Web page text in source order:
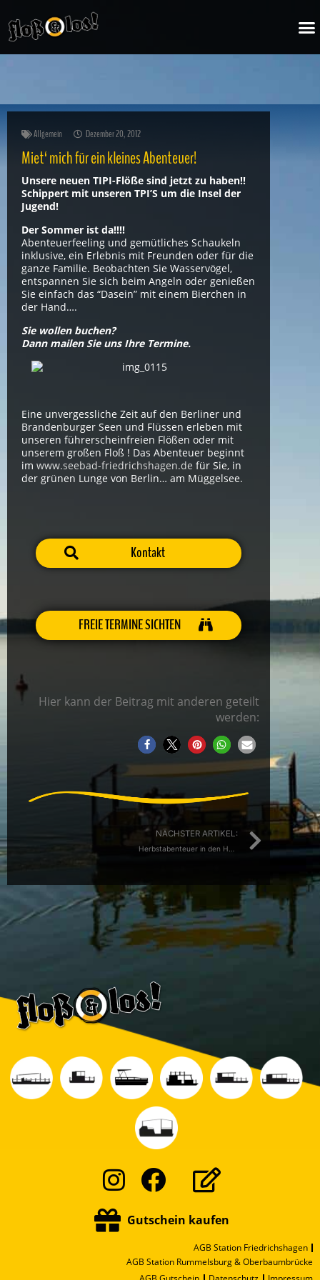
Inhalt
springen
Allgemein Dezember 20, 2012
Miet‘ mich für ein kleines Abenteuer!
Unsere neuen TIPI-Flöße sind jetzt zu haben!!
Schippert mit unseren TPI’S um die Insel der
Jugend!
Der Sommer ist da!!!!
Abenteuerfeeling und gemütliches Schaukeln
inklusive, ein Erlebnis mit Freunden oder für die
ganze Familie. Beobachten Sie Wasservögel,
entspannen Sie sich beim Angeln oder genießen
Sie einfach das “Dasein” mit einem Bierchen in
der Hand….
Sie wollen buchen?
Dann mailen Sie uns Ihre Termine.
Eine unvergessliche Zeit auf den Berliner und
Brandenburger Seen und Flüssen erleben mit
unseren führerscheinfreien Flößen oder mit
unserem großen Floß ! Das Abenteuer beginnt
im www.seebad-friedrichshagen.de für Sie, in
der grünen Lunge von Berlin… am Müggelsee.
Kontakt
FREIE TERMINE SICHTEN
Hier kann der Beitrag mit anderen geteilt
werden:
NÄCHSTER ARTIKEL:
Instagram
Facebook
Gutschein kaufen
AGB Station Friedrichshagen
AGB Station Rummelsburg & Oberbaumbrücke